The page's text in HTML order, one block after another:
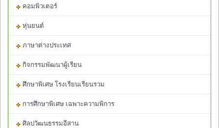
คอมพิวเตอร์
หุ่นยนต์
ภาษาต่างประเทศ
กิจกรรมพัฒนาผู้เรียน
ศึกษาพิเศษ โรงเรียนเรียนรวม
การศึกษาพิเศษ เฉพาะความพิการ
ศิลปวัฒนธรรมอีสาน